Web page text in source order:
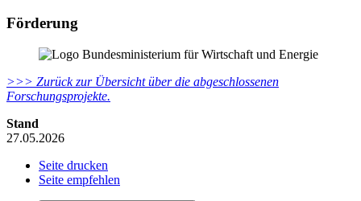
Förderung
>>> Zurück zur Übersicht über die abgeschlossenen
Forschungsprojekte.
Stand
27.05.2026
Seite drucken
Seite empfehlen